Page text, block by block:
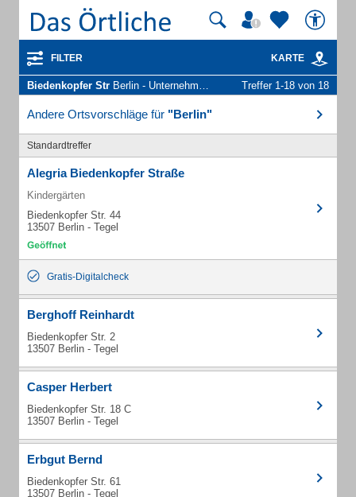
FILTER KARTE
Biedenkopfer Str Berlin - Unternehmen und Personen Treffer 1-18 von 18
Andere Ortsvorschläge für "Berlin"
Standardtreffer
Alegria Biedenkopfer Straße
Kindergärten
Biedenkopfer Str. 44
13507 Berlin - Tegel
Gratis-Digitalcheck
Berghoff Reinhardt
Biedenkopfer Str. 2
13507 Berlin - Tegel
Casper Herbert
Biedenkopfer Str. 18 C
13507 Berlin - Tegel
Erbgut Bernd
Biedenkopfer Str. 61
13507 Berlin - Tegel